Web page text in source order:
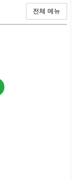
전체 메뉴